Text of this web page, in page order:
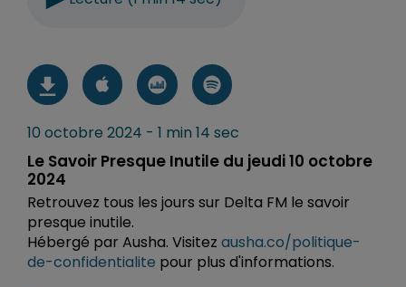
10 octobre 2024 - 1 min 14 sec
Le Savoir Presque Inutile du jeudi 10 octobre
2024
Retrouvez tous les jours sur Delta FM le savoir
presque inutile.
Hébergé par Ausha. Visitez ausha.co/politique-
de-confidentialite pour plus d'informations.